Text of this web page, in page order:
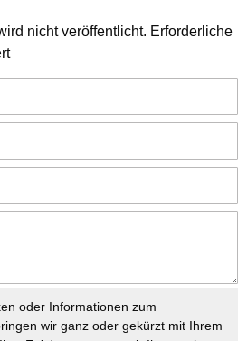
nicht veröffentlicht. Erforderliche
oder Informationen zum
wir ganz oder gekürzt mit Ihrem